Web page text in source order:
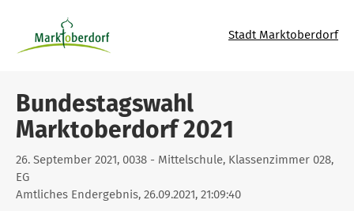
Stadt Marktoberdorf
Bundestagswahl
Marktoberdorf 2021
26. September 2021, 0038 - Mittelschule, Klassenzimmer 028,
EG
Amtliches Endergebnis, 26.09.2021, 21:09:40